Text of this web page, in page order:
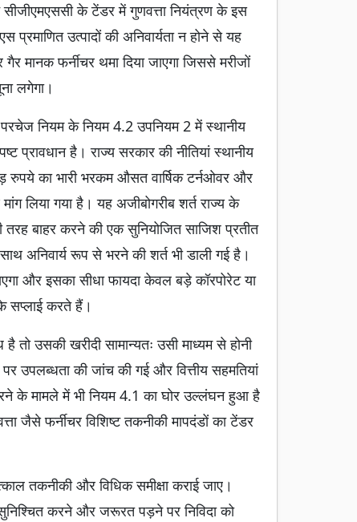
के टेंडर में गुणवत्ता नियंत्रण के इस
प्रमाणित उत्पादों की अनिवार्यता न होने से यह
मानक फर्नीचर थमा दिया जाएगा जिससे मरीजों
लगेगा।
नियम के नियम 4.2 उपनियम 2 में स्थानीय
है। राज्य सरकार की नीतियां स्थानीय
रुपये का भारी भरकम औसत वार्षिक टर्नओवर और
लिया गया है। यह अजीबोगरीब शर्त राज्य के
तरह बाहर करने की एक सुनियोजित साजिश प्रतीत
अनिवार्य रूप से भरने की शर्त भी डाली गई है।
और इसका सीधा फायदा केवल बड़े कॉरपोरेट या
सप्लाई करते हैं।
तो उसकी खरीदी सामान्यतः उसी माध्यम से होनी
उपलब्धता की जांच की गई और वित्तीय सहमतियां
के मामले में भी नियम 4.1 का घोर उल्लंघन हुआ है
जैसे फर्नीचर विशिष्ट तकनीकी मापदंडों का टेंडर
तकनीकी और विधिक समीक्षा कराई जाए।
सुनिश्चित करने और जरूरत पड़ने पर निविदा को